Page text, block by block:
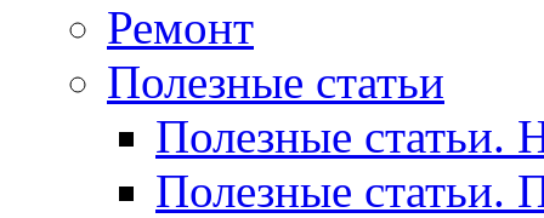
Ремонт
Полезные статьи
Полезные статьи.
Полезные статьи.